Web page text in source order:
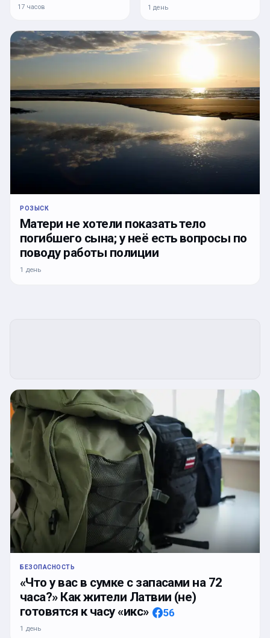
17 часов 1 день
РОЗЫСК
Матери не хотели показать тело
погибшего сына; у неё есть вопросы по
поводу работы полиции
1 день
БЕЗОПАСНОСТЬ
«Что у вас в сумке с запасами на 72
часа?» Как жители Латвии (не)
готовятся к часу «икс»
56
1 день